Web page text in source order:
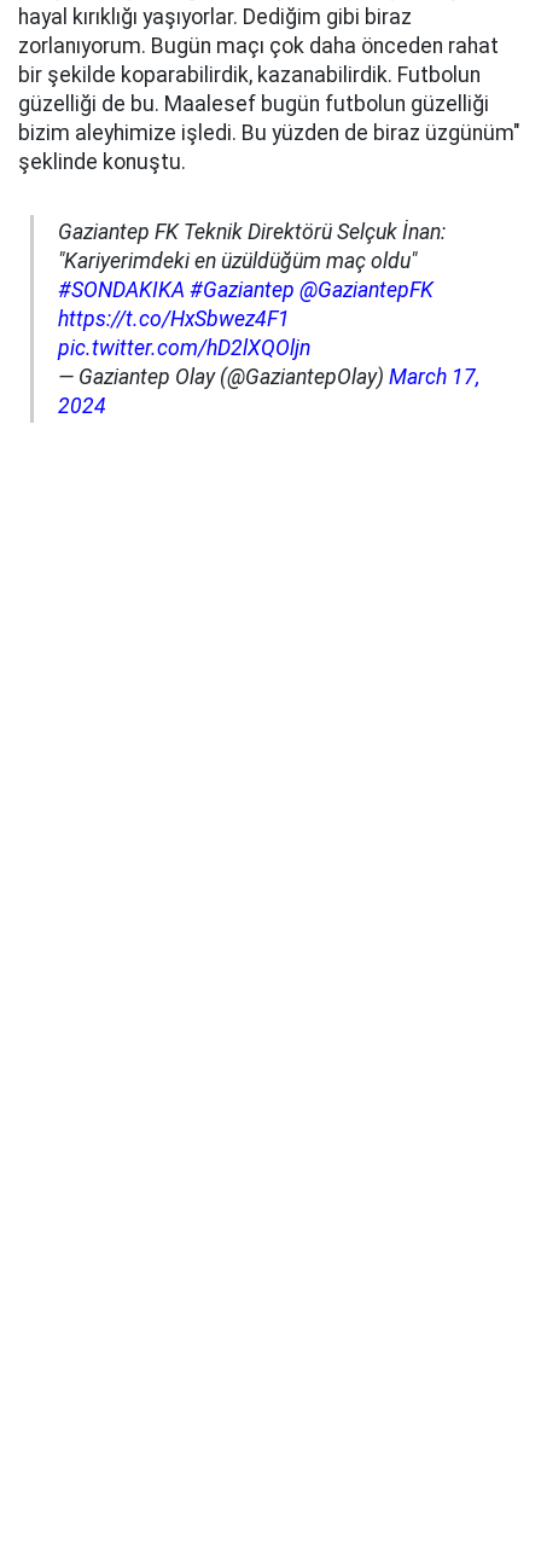
hayal kırıklığı yaşıyorlar. Dediğim gibi biraz
zorlanıyorum. Bugün maçı çok daha önceden rahat
bir şekilde koparabilirdik, kazanabilirdik. Futbolun
güzelliği de bu. Maalesef bugün futbolun güzelliği
bizim aleyhimize işledi. Bu yüzden de biraz üzgünüm"
şeklinde konuştu.
Gaziantep FK Teknik Direktörü Selçuk İnan:
"Kariyerimdeki en üzüldüğüm maç oldu"
#SONDAKIKA #Gaziantep @GaziantepFK
https://t.co/HxSbwez4F1
pic.twitter.com/hD2lXQOljn
— Gaziantep Olay (@GaziantepOlay) March 17,
2024